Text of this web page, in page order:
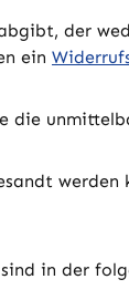
der
ein
die
in der